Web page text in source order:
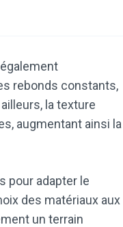
rebonds constants,
la texture
augmentant ainsi la
pour adapter le
des matériaux aux
un terrain